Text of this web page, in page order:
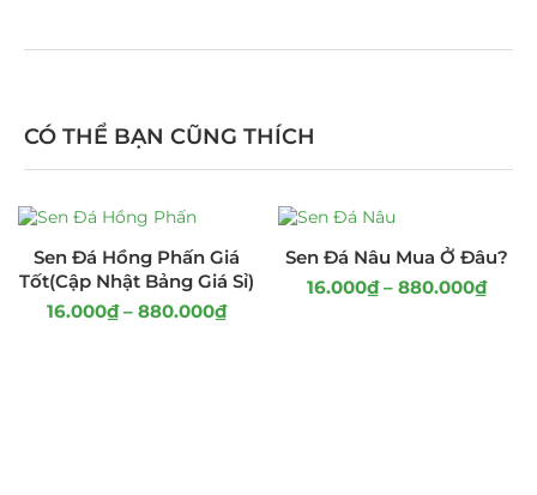
CÓ THỂ BẠN CŨNG THÍCH
Sen Đá Hồng Phấn Giá
Tốt(Cập Nhật Bảng Giá Sỉ)
16.000₫ – 880.000₫
Sen Đá Nâu Mua Ở Đâu?
16.000₫ – 880.000₫